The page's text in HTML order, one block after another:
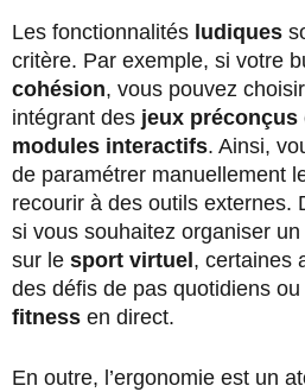
Les fonctionnalités ludiques
critère. Par exemple, si votre
cohésion, vous pouvez
intégrant des jeux préconçus
modules interactifs. Ainsi,
de paramétrer manuellement
recourir à des outils externes.
si vous souhaitez organiser un
sur le sport virtuel, certaines
des défis de pas quotidiens ou
fitness en direct.
En outre, l’ergonomie est un